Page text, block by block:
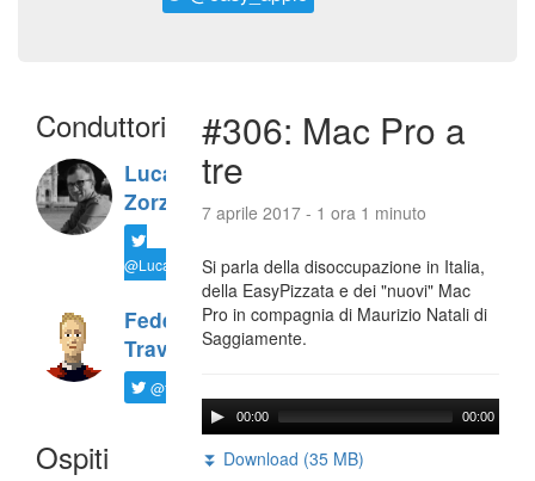
Conduttori
Luca
Zorzi
@LucaTNT
Federico
Travaini
@ftrava
Ospiti
#306: Mac Pro a
tre
7 aprile 2017 - 1 ora 1 minuto
Si parla della disoccupazione in Italia,
della EasyPizzata e dei "nuovi" Mac
Pro in compagnia di Maurizio Natali di
Saggiamente.
00:00 00:00
⏬ Download (35 MB)